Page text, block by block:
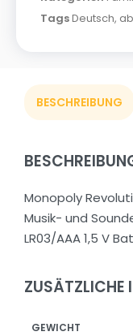
TagsDeutsch,
BESCHREIBUNG
Monopoly
Musik- und
LR03/AAA 1,5 V
ZUSÄTZLICHE
GEWICHT